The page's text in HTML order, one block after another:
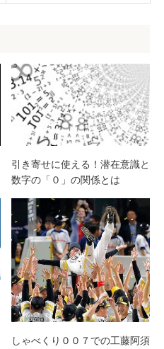
引き寄せに使える！潜在意識と
数字の「０」の関係とは
しゃべくり００７での工藤阿須